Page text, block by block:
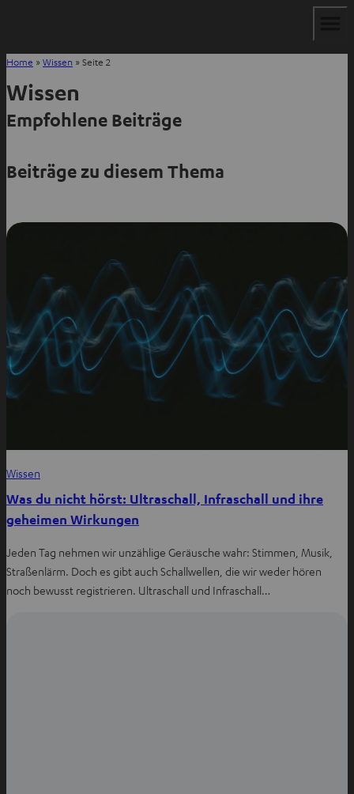
Home »Wissen »Seite 2
Wissen
Empfohlene Beiträge
Beiträge zu diesem Thema
Wissen
Was du nicht hörst: Ultraschall, Infraschall und ihre
geheimen Wirkungen
Jeden Tag nehmen wir unzählige Geräusche wahr: Stimmen, Musik,
Straßenlärm. Doch es gibt auch Schallwellen, die wir weder hören
noch bewusst registrieren. Ultraschall und Infraschall…